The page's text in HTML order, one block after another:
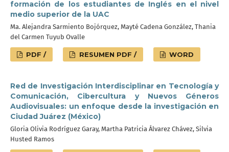
formación de los estudiantes de Inglés en el nivel
medio superior de la UAC
Ma. Alejandra Sarmiento Bojórquez, Mayté Cadena González, Thania
del Carmen Tuyub Ovalle
PDF / RESUMEN PDF / WORD
Red de Investigación Interdisciplinar en Tecnología y
Comunicación, Cibercultura y Nuevos Géneros
Audiovisuales: un enfoque desde la investigación en
Ciudad Juárez (México)
Gloria Olivia Rodríguez Garay, Martha Patricia Álvarez Chávez, Silvia
Husted Ramos